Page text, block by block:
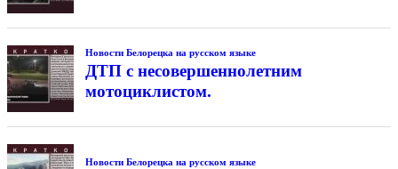
Новости Белорецка на русском языке
ДТП с несовершеннолетним
мотоциклистом.
Новости Белорецка на русском языке